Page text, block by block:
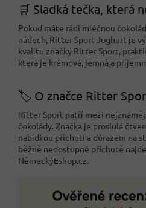
🛒 Sladká tečka, která
Pokud máte rádi mléčnou
nádech, Ritter Sport Joghurt je
kvalitu značky Ritter Sport,
která je krémová, jemná a
🏷️ O značce Ritter
Ritter Sport patří mezi
čokolády. Značka je proslulá
nabídkou příchutí a důrazem na
běžně nedostupné příchutě
NěmeckýEshop.cz.